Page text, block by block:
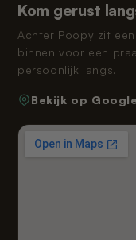
Kom gerust
Achter Poopy zit
binnen voor een
persoonlijk langs.
Bekijk op